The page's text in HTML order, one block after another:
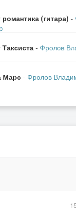
(гитара) -
- Фролов
Марс - Фролов